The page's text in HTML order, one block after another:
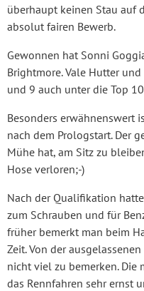
überhaupt keinen Stau auf
absolut fairen Bewerb.
Gewonnen hat Sonni
Brightmore. Vale Hutter
und 9 auch unter die Top
Besonders erwähnenswert
nach dem Prologstart. Der
Mühe hat, am Sitz zu
Hose verloren;-)
Nach der Qualifikation
zum Schrauben und für
früher bemerkt man beim
Zeit. Von der
nicht viel zu bemerken. Die
das Rennfahren sehr ernst